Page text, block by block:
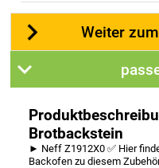
Weiter
Brotbackstein
► Neff Z1912X0 ✅ Hier
Backofen zu diesem